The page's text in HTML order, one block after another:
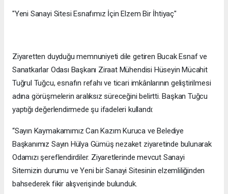
"Yeni Sanayi Sitesi Esnafımız İçin Elzem Bir İhtiyaç"
Ziyaretten duyduğu memnuniyeti dile getiren Bucak Esnaf ve
Sanatkarlar Odası Başkanı Ziraat Mühendisi Hüseyin Mücahit
Tuğrul Tuğcu, esnafın refahı ve ticari imkânlarının geliştirilmesi
adına görüşmelerin aralıksız süreceğini belirtti. Başkan Tuğcu
yaptığı değerlendirmede şu ifadeleri kullandı:
“Sayın Kaymakamımız Can Kazım Kuruca ve Belediye
Başkanımız Sayın Hülya Gümüş nezaket ziyaretinde bulunarak
Odamızı şereflendirdiler. Ziyaretlerinde mevcut Sanayi
Sitemizin durumu ve Yeni bir Sanayi Sitesinin elzemliliğinden
bahsederek fikir alışverişinde bulunduk.